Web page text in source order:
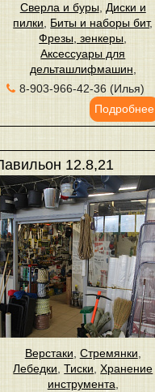
Сверла и буры, Диски и
пилки
Биты и наборы бит,
Фрезы, зенкеры
Аксессуары для
дельташлифмашин
8-903-966-42-36 (Илья)
Подробнее
12.8,21
Верстаки Стремянки
Лебедки ,Тиски ,Хранение
инструмента